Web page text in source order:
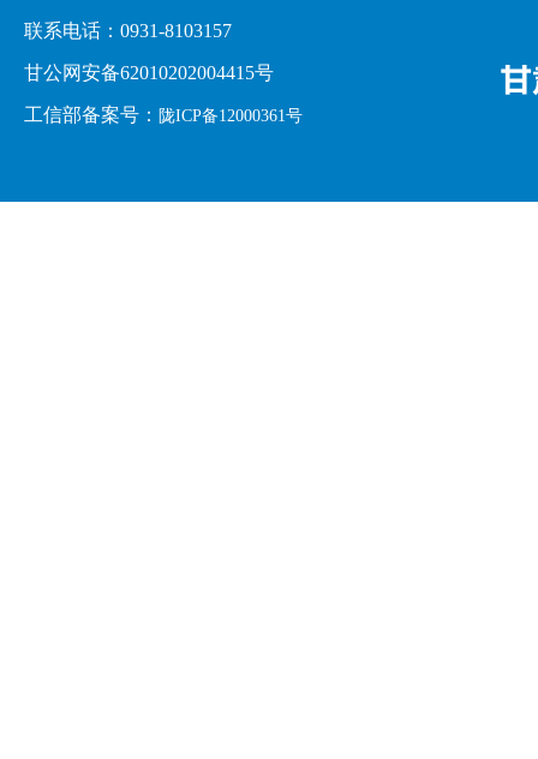
联系电话：0931-8103157
甘公网安备62010202004415号
工信部备案号： 陇ICP备12000361号